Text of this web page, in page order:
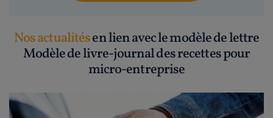
Nos actualitésen lien avec le modèle de lettre
Modèle de livre-journal des recettes pour
micro-entreprise